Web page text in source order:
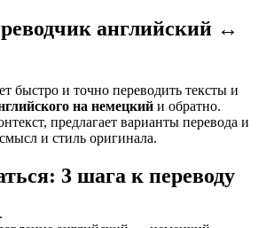
английский ↔
быстро и точно переводить тексты и
на немецкий и обратно.
предлагает варианты перевода и
и стиль оригинала.
3 шага к переводу